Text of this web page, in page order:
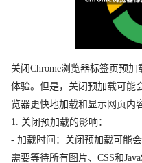
关闭Chrome浏览器标签页预
体验。但是，关闭预加载可能
览器更快地加载和显示网页内
1. 关闭预加载的影响：
- 加载时间：关闭预加载可能
需要等待所有图片、CSS和